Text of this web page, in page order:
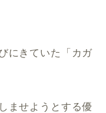
にきていた「カガ
ませようとする優